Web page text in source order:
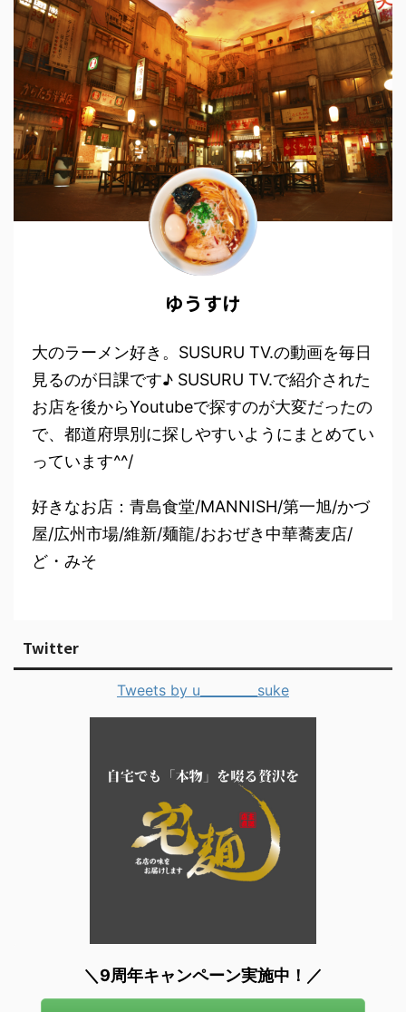
ゆうすけ
大のラーメン好き。SUSURU TV.の動画を毎日
見るのが日課です♪ SUSURU TV.で紹介された
お店を後からYoutubeで探すのが大変だったの
で、都道府県別に探しやすいようにまとめてい
っています^^/
好きなお店：青島食堂/MANNISH/第一旭/かづ
屋/広州市場/維新/麺龍/おおぜき中華蕎麦店/
ど・みそ
Twitter
Tweets by u_________suke
＼9周年キャンペーン実施中！／